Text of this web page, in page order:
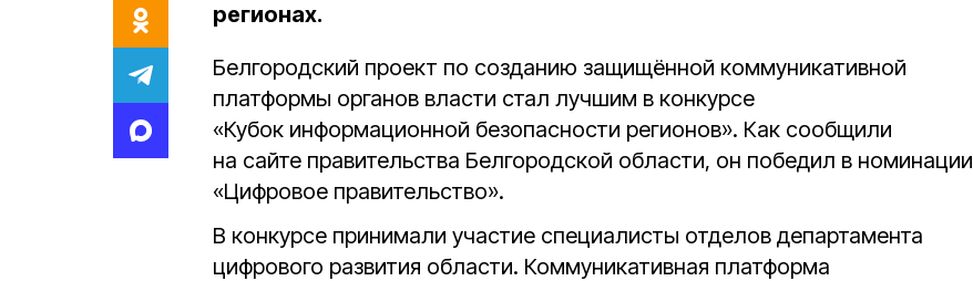
регионах.
Белгородский проект по созданию защищённой коммуникативной
платформы органов власти стал лучшим в конкурсе
«Кубок информационной безопасности регионов». Как сообщили
на сайте правительства Белгородской области, он победил в номинации
«Цифровое правительство».
В конкурсе принимали участие специалисты отделов департамента
цифрового развития области. Коммуникативная платформа